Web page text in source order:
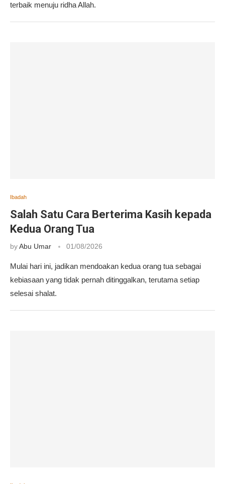
terbaik menuju ridha Allah.
Ibadah
Salah Satu Cara Berterima Kasih kepada
Kedua Orang Tua
byAbu Umar 01/08/2026
Mulai hari ini, jadikan mendoakan kedua orang tua sebagai
kebiasaan yang tidak pernah ditinggalkan, terutama setiap
selesai shalat.